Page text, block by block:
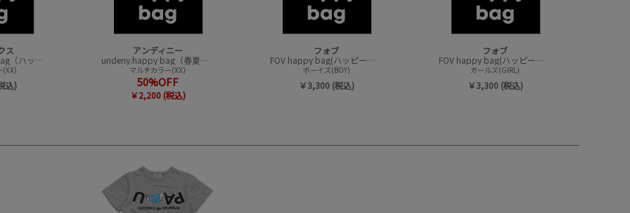
ス
CONVEX happy bag（ハッピーバック）
(XX)
込)
アンディニー
undeny.happy bag（春夏アイテムハッピーバック）
マルチカラー(XX)
50%OFF
￥2,200 (税込)
フォブ
FOV happy bag(ハッピーバック/トップスセット)
ボーイズ(BOY)
￥3,300 (税込)
フォブ
FOV happy bag(ハッピーバック/トップスセット)
ガールズ(GIRL)
￥3,300 (税込)